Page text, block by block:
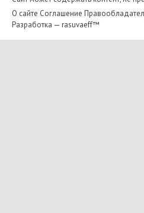
О сайте Соглашение
Разработка — rasuvaeff™